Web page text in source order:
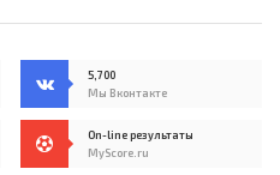
5,700
Мы Вконтакте
On-line результаты
MyScore.ru